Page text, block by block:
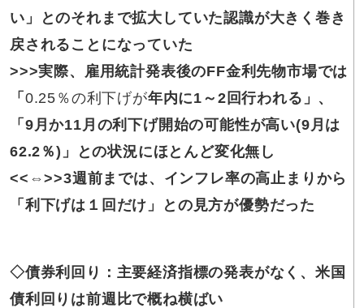
い」とのそれまで拡大していた認識が大きく巻き
戻されることになっていた
>>>実際、雇用統計発表後のFF金利先物市場では
「 0.25％の利下げが年内に1～2回行われる」、
「9月か11月の利下げ開始の可能性が高い(9月は
62.2％)」との状況にほとんど変化無し
<<⇔>>3週前までは、インフレ率の高止まりから
「利下げは１回だけ」との見方が優勢だった
◇債券利回り：主要経済指標の発表がなく、米国
債利回りは前週比で概ね横ばい